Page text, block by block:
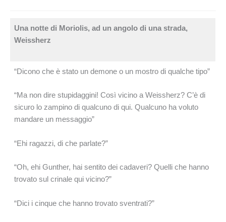
Una notte di Moriolis, ad un angolo di una strada,
Weissherz
“Dicono che è stato un demone o un mostro di qualche tipo”
“Ma non dire stupidaggini! Così vicino a Weissherz? C’è di
sicuro lo zampino di qualcuno di qui. Qualcuno ha voluto
mandare un messaggio”
“Ehi ragazzi, di che parlate?”
“Oh, ehi Gunther, hai sentito dei cadaveri? Quelli che hanno
trovato sul crinale qui vicino?”
“Dici i cinque che hanno trovato sventrati?”